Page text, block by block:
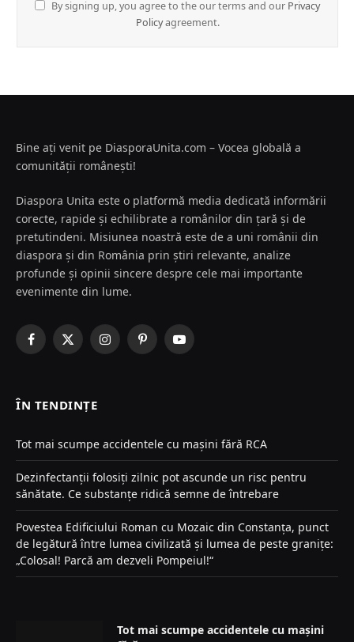
By signing up, you agree to the our terms and our Privacy
Policyagreement.
Bine ați venit pe DiasporaUnita.com – Vocea globală a
comunității românești!
Diaspora Unita este o platformă media dedicată informării
corecte, rapide și echilibrate a românilor din țară și de
pretutindeni. Misiunea noastră este de a uni românii din
diaspora și din România prin știri relevante, analize
profunde și opinii sincere despre cele mai importante
evenimente din lume.
Facebook
X
InstagramPinterestYouTube
ÎN TENDINȚE
Tot mai scumpe accidentele cu mașini fără RCA
Dezinfectanții folosiți zilnic pot ascunde un risc pentru
sănătate. Ce substanțe ridică semne de întrebare
Povestea Edificiului Roman cu Mozaic din Constanța, punct
de legătură între lumea civilizată și lumea de peste granițe:
„Colosal! Parcă am dezveli Pompeiul!“
Tot mai scumpe accidentele cu mașini